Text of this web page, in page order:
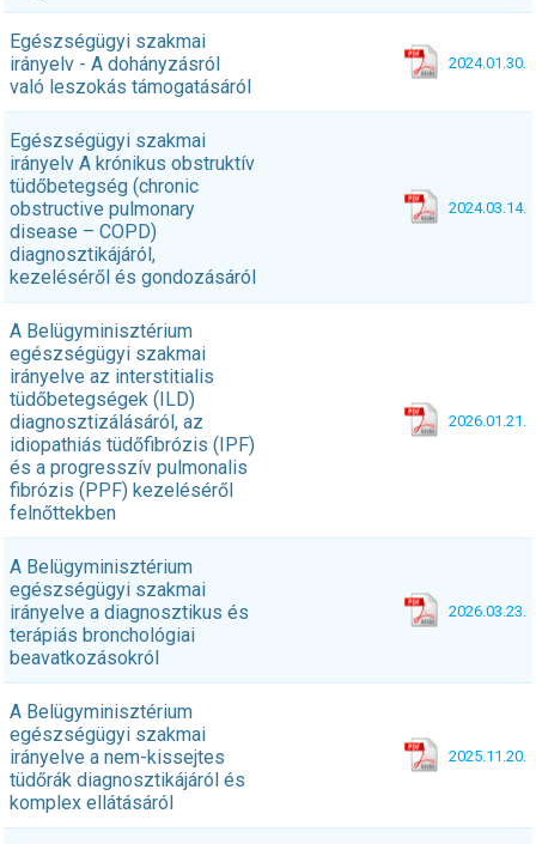
Egészségügyi szakmai
irányelv - A dohányzásról
való leszokás támogatásáról
2024.01.30.
Egészségügyi szakmai
irányelv A krónikus obstruktív
tüdőbetegség (chronic
obstructive pulmonary
disease – COPD)
diagnosztikájáról,
kezeléséről és gondozásáról
2024.03.14.
A Belügyminisztérium
egészségügyi szakmai
irányelve az interstitialis
tüdőbetegségek (ILD)
diagnosztizálásáról, az
idiopathiás tüdőfibrózis (IPF)
és a progresszív pulmonalis
fibrózis (PPF) kezeléséről
felnőttekben
2026.01.21.
A Belügyminisztérium
egészségügyi szakmai
irányelve a diagnosztikus és
terápiás bronchológiai
beavatkozásokról
2026.03.23.
A Belügyminisztérium
egészségügyi szakmai
irányelve a nem-kissejtes
tüdőrák diagnosztikájáról és
komplex ellátásáról
2025.11.20.